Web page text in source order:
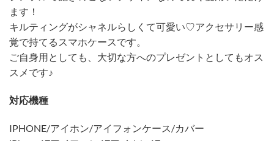
ます！
キルティングがシャネルらしくて可愛い♡アクセサリー感
覚で持てるスマホケースです。
ご自身用としても、大切な方へのプレゼントとしてもオス
スメです♪
対応機種
IPHONE/アイホン/アイフォンケース/カバー